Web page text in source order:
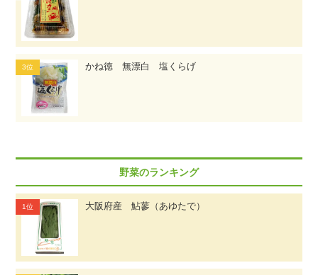
かね徳 無漂白 塩くらげ
野菜のランキング
大阪府産 鮎蓼（あゆたで）